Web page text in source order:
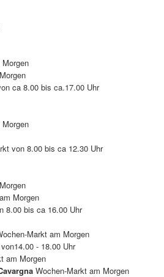
ca 8.00 bis ca.17.00 Uhr
von 8.00 bis ca 12.30 Uhr
Morgen
8.00 bis ca 16.00 Uhr
Markt am Morgen
- 18.00 Uhr
am Morgen
Wochen-Markt am Morgen